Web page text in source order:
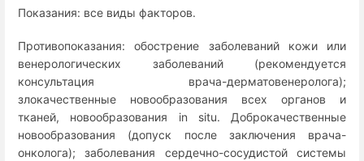
Показания: все виды факторов.
Противопоказания: обострение заболеваний кожи или
венерологических заболеваний (рекомендуется
консультация врача-дерматовенеролога);
злокачественные новообразования всех органов и
тканей, новообразования in situ. Доброкачественные
новообразования (допуск после заключения врача-
онколога); заболевания сердечно-сосудистой системы